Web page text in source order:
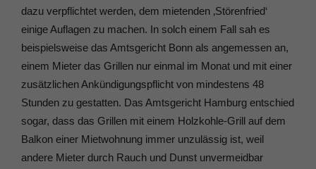
dazu verpflichtet werden, dem mietenden ‚Störenfried‘
einige Auflagen zu machen. In solch einem Fall sah es
beispielsweise das Amtsgericht Bonn als angemessen an,
einem Mieter das Grillen nur einmal im Monat und mit einer
zusätzlichen Ankündigungspflicht von mindestens 48
Stunden zu gestatten. Das Amtsgericht Hamburg entschied
sogar, dass das Grillen mit einem Holzkohle-Grill auf dem
Balkon einer Mietwohnung immer unzulässig ist, weil
andere Mieter durch Rauch und Dunst unvermeidbar